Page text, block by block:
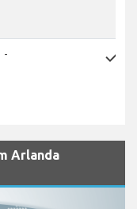
- done
Arlanda